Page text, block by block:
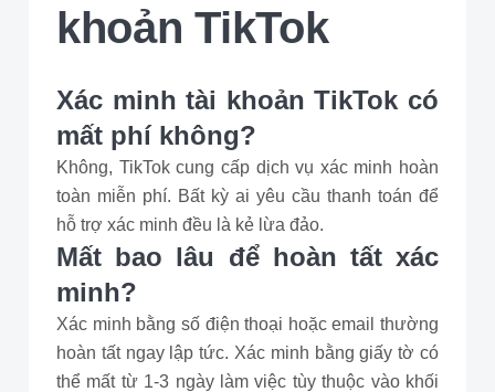
khoản TikTok
Xác minh tài khoản TikTok có
mất phí không?
Không, TikTok cung cấp dịch vụ xác minh hoàn
toàn miễn phí. Bất kỳ ai yêu cầu thanh toán để
hỗ trợ xác minh đều là kẻ lừa đảo.
Mất bao lâu để hoàn tất xác
minh?
Xác minh bằng số điện thoại hoặc email thường
hoàn tất ngay lập tức. Xác minh bằng giấy tờ có
thể mất từ 1-3 ngày làm việc tùy thuộc vào khối